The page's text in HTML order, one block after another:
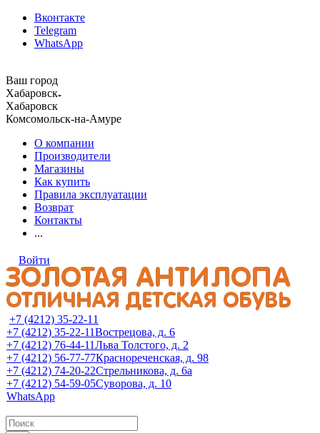
Вконтакте
Telegram
WhatsApp
Ваш город
Хабаровск
Хабаровск
Комсомольск-на-Амуре
О компании
Производители
Магазины
Как купить
Правила эксплуатации
Возврат
Контакты
...
Войти
+7 (4212) 35-22-11
+7 (4212) 35-22-11Вострецова, д. 6
+7 (4212) 76-44-11Льва Толстого, д. 2
+7 (4212) 56-77-77Краснореченская, д. 98
+7 (4212) 74-20-22Стрельникова, д. 6а
+7 (4212) 54-59-05Суворова, д. 10
WhatsApp